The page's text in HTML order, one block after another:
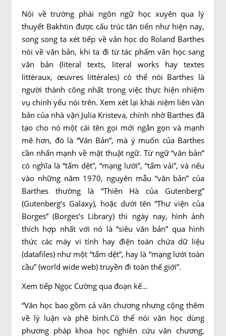
Nói về trường phái ngôn ngữ học xuyên qua lý
thuyết Bakhtin được cấu trúc tân tiến như hiện nay,
song song ta xét tiếp về văn học do Roland Barthes
nói về văn bản, khi ta đi từ tác phẩm văn học sang
văn bản (literal texts, literal works hay textes
littéraux, œuvres littérales) có thể nói Barthes là
người thành công nhất trong việc thực hiện nhiệm
vụ chính yếu nói trên. Xem xét lại khái niệm liên văn
bản của nhà vặn Julia Kristeva, chính nhờ Barthes đã
tạo cho nó một cái tên gọi mới ngắn gọn và mạnh
mẽ hơn, đó là “Văn Bản”, mà ý muốn của Barthes
cần nhấn mạnh về mặt thuật ngữ. Từ ngữ “văn bản”
có nghĩa là “tấm dệt”, “mạng lưới”, “tấm vải”, và nếu
vào những năm 1970, nguyên mẫu “văn bản” của
Barthes thường là “Thiên Hà của Gutenberg”
(Gutenberg’s Galaxy), hoặc dưới tên “Thư viện của
Borges” (Borges’s Library) thì ngày nay, hình ảnh
thích hợp nhất với nó là “siêu văn bản” qua hình
thức các máy vi tính hay điện toán chứa dữ liệu
(datafiles) như một “tấm dệt”, hay là “mạng lưới toàn
cầu” (world wide web) truyền đi toàn thế giới”.
Xem tiếp Ngọc Cường qua đoạn kế…
“Văn học bao gồm cả văn chương nhưng cộng thêm
về lý luận và phê bình.Có thể nói văn học dùng
phương pháp khoa học nghiên cứu văn chương,